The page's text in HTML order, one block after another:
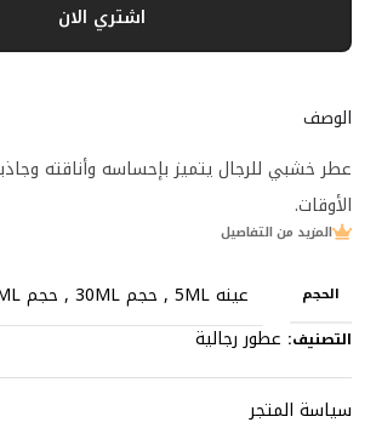
اشتري الان
الوصف
عطر خشبي للرجال يتميز بإحساسه وأناقته
الأوقات.
المزيد من التفاصيل
الحجم عينه 5ML , حجم 30ML , حجم 50ML
التصنيف: عطور رجالية
سياسة المتجر